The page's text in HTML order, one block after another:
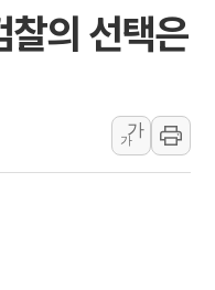
공사 중단 명령…트럼프 제동
섬', 최근 1주일 이상 '올스톱
…시장은 "또 개입했나" 촉각
프리뷰...美 고용 쇼크에 반도체
크에 금리 인상 우려 후퇴…나
감소 '쇼크'…9월 금리 인상
의 선택은
가
가